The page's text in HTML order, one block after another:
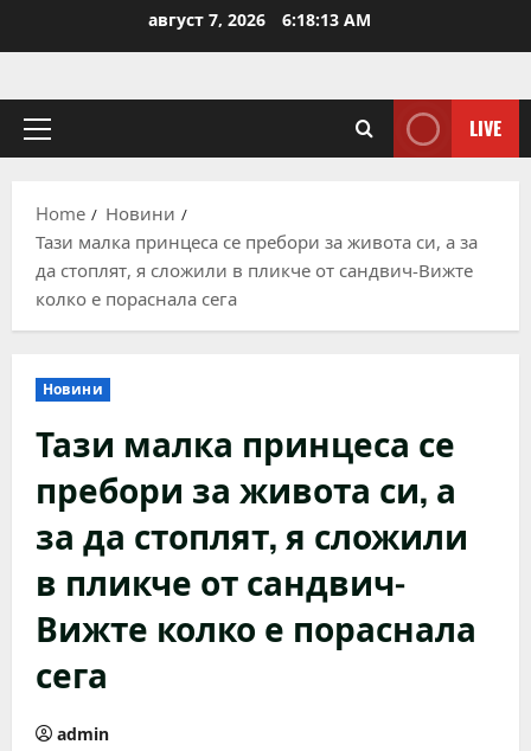
август 7, 2026 6:18:14 AM
Primary
LIVE
Home
Новини
Тази малка принцеса се пребори за живота си, а за
да стоплят, я сложили в пликче от сандвич-Вижте
колко е пораснала сега
Новини
Тази малка принцеса се
пребори за живота си, а
за да стоплят, я сложили
в пликче от сандвич-
Вижте колко е пораснала
сега
admin